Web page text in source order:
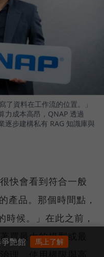
了資料在工作流的位置。」
力成本高昂，QNAP 透過
逐步建構私有 RAG 知識庫與
快會看到符合一般
產品。那個時間點，
候。」在此之前，
買最大的模型或最
艷館 馬上了解